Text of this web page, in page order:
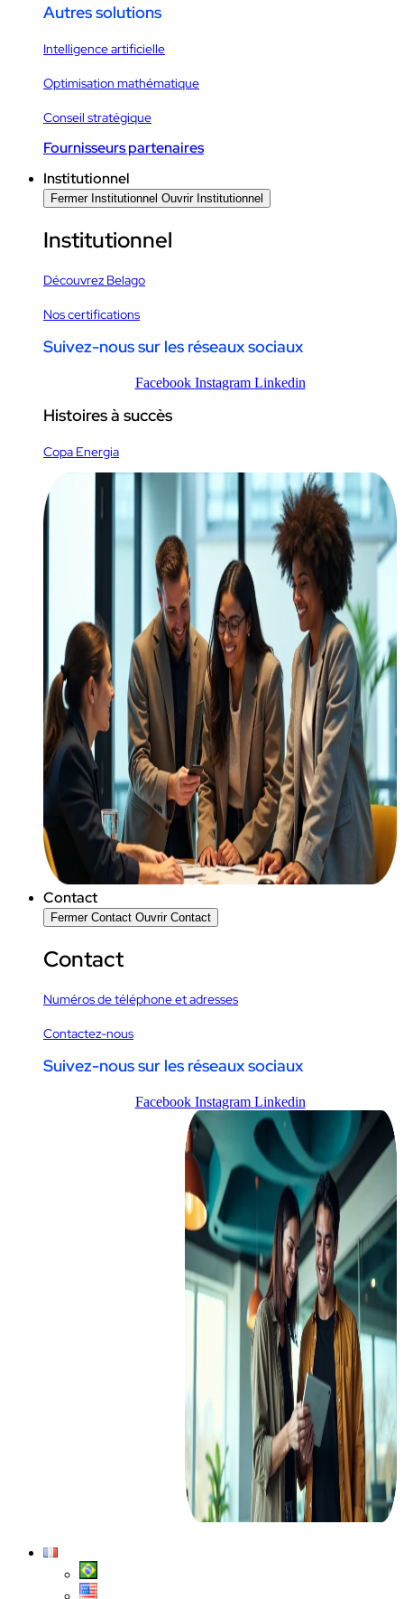
Autres solutions
Intelligence artificielle
Optimisation mathématique
Conseil stratégique
Fournisseurs partenaires
Institutionnel
Fermer Institutionnel Ouvrir Institutionnel
Institutionnel
Découvrez Belago
Nos certifications
Suivez-nous sur les réseaux sociaux
Facebook Instagram Linkedin
Histoires à succès
Copa Energia
Contact
Fermer Contact Ouvrir Contact
Contact
Numéros de téléphone et adresses
Contactez-nous
Suivez-nous sur les réseaux sociaux
Facebook Instagram Linkedin